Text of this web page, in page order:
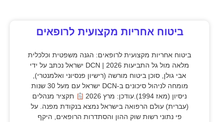
ביטוח אחריות מקצועית לרופאים
ביטוח אחריות מקצועית לרופאים: הגנה משפטית וכלכלית
מלאה מול גל התביעות 2026 | DCN ישראל נכתב על ידי
אבי גולן, סוכן ביטוח מורשה (רישיון פנסיוני ואלמנטרי),
מומחה לניהול סיכונים ב-DCN ישראל עם מעל 30 שנות
ניסיון (מאז 1994).עודכן: מרץ 2026
תקציר מנהלים
(עברית) עולם הרפואה בישראל נמצא בנקודת מפנה. על
פי נתוני רשות שוק ההון והסתדרות הרופאים, היקף